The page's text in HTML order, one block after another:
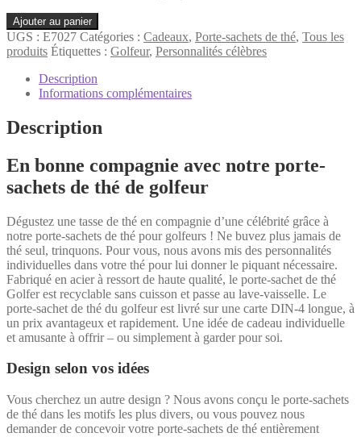
quantité
de
Golfeur
Porte-
sachet
Ajouter au panier
UGS : E7027 Catégories : Cadeaux, Porte-sachets de thé, Tous les
produits Étiquettes : Golfeur, Personnalités célèbres
Description
Informations complémentaires
Description
En bonne compagnie avec notre porte-
sachets de thé de golfeur
Dégustez une tasse de thé en compagnie d’une célébrité grâce à
notre porte-sachets de thé pour golfeurs ! Ne buvez plus jamais de
thé seul, trinquons. Pour vous, nous avons mis des personnalités
individuelles dans votre thé pour lui donner le piquant nécessaire.
Fabriqué en acier à ressort de haute qualité, le porte-sachet de thé
Golfer est recyclable sans cuisson et passe au lave-vaisselle. Le
porte-sachet de thé du golfeur est livré sur une carte DIN-4 longue, à
un prix avantageux et rapidement. Une idée de cadeau individuelle
et amusante à offrir – ou simplement à garder pour soi.
Design selon vos idées
Vous cherchez un autre design ? Nous avons conçu le porte-sachets
de thé dans les motifs les plus divers, ou vous pouvez nous
demander de concevoir votre porte-sachets de thé entièrement